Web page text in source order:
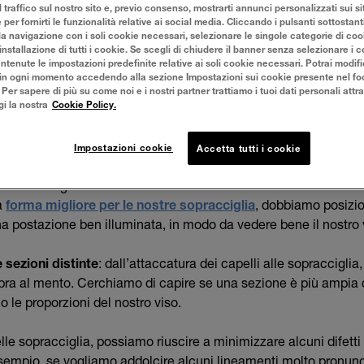
renderlo più ampio e intenso. Oltre alla forma, è
spesso, infatti, con l’avanzare del tempo, le sopracciglia
le sopracciglia.
LA FORMA IDEALE PER LE
della lunghezza, dell’arco e del loro spessore, le sopracciglia
lo sguardo.
forma migliore per le nostre sopracciglia, dobbiamo
postazione ben illuminata, in modo da vedere bene il nostro
sezioni distinte: dall’attaccatura dei capelli alle
al mento. Cerchiamo di capire se una sezione è più ampia
le proporzioni del nostro viso.
sopracciglia, possiamo riuscire a minimizzare alcuni difetti
se vogliamo addolcire alcuni lineamenti molto
traffico sul nostro sito e, previo consenso, mostrarti annunci personalizzati sui
per fornirti le funzionalità relative ai social media. Cliccando i pulsanti
navigazione con i soli cookie necessari, selezionare le singole categorie di
di tutti i cookie. Se scegli di chiudere il banner senza selezionare i
le impostazioni predefinite relative ai soli cookie necessari. Potrai
ogni momento accedendo alla sezione Impostazioni sui cookie presente nel
Per sapere di più su come noi e i nostri partner trattiamo i tuoi dati personali
la nostra Cookie Policy.
Impostazioni cookie Accetta tutti i cookie